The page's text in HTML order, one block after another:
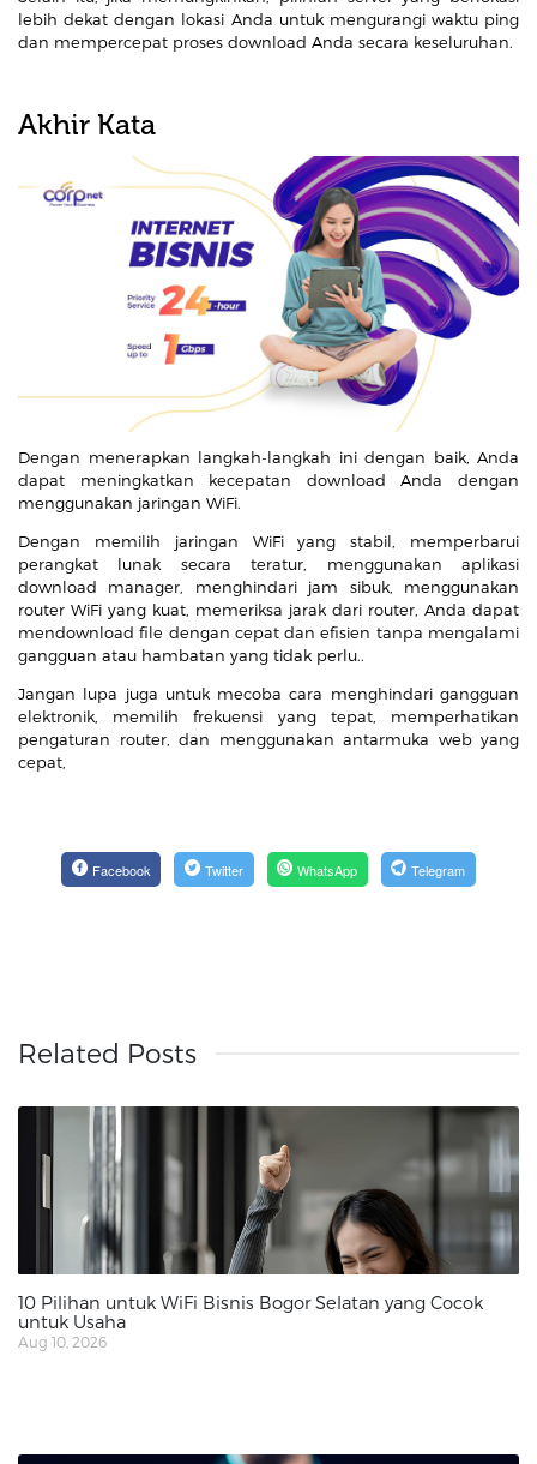
lebih dekat dengan lokasi Anda untuk mengurangi waktu ping
dan mempercepat proses download Anda secara keseluruhan.
Akhir Kata
Dengan menerapkan langkah-langkah ini dengan baik, Anda
dapat meningkatkan kecepatan download Anda dengan
menggunakan jaringan WiFi.
Dengan memilih jaringan WiFi yang stabil, memperbarui
perangkat lunak secara teratur, menggunakan aplikasi
download manager, menghindari jam sibuk, menggunakan
router WiFi yang kuat, memeriksa jarak dari router, Anda dapat
mendownload file dengan cepat dan efisien tanpa mengalami
gangguan atau hambatan yang tidak perlu..
Jangan lupa juga untuk mecoba cara menghindari gangguan
elektronik, memilih frekuensi yang tepat, memperhatikan
pengaturan router, dan menggunakan antarmuka web yang
cepat,
Facebook Twitter WhatsApp Telegram
Related Posts
10 Pilihan untuk WiFi Bisnis Bogor Selatan yang Cocok
untuk Usaha
Aug 10, 2026